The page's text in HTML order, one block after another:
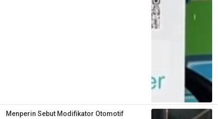
Menperin Sebut Modifikator Otomotif